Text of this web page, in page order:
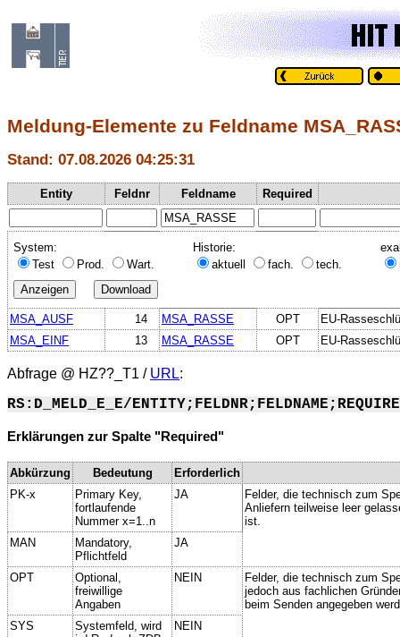
Meldung-Elemente zu Feldname
Stand: 07.08.2026 04:25:31
Entity Feldnr Feldname Required
System:
Test
Prod. Wart.
Historie:
aktuell
fach. tech.
MSA_AUSF 14 MSA_RASSE OPT
EU-
MSA_EINF
13 MSA_RASSE OPT EU-
Abfrage @ HZ??_T1 / URL:
RS:D_MELD_E_E/
Erklärungen zur Spalte "Required"
Abkürzung Bedeutung
Erforderlich
PK-x
Primary Key,
fortlaufende
Nummer x=1..n
JA
Felder, die technisch zum
Anliefern teilweise leer
ist.
MAN
Mandatory,
Pflichtfeld
JA
OPT
Optional,
freiwillige
Angaben
NEIN
Felder, die technisch zum
jedoch aus fachlichen
beim Senden angegeben
SYS
Systemfeld, wird
NEIN